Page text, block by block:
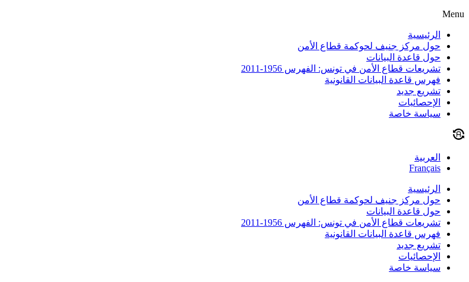
Menu
الرئيسية
حول مركز جنيف لحوكمة قطاع الأمن
حول قاعدة البيانات
تشريعات قطاع الأمن في تونس: الفهرس 1956-2011
فهرس قاعدة البيانات القانونية
تشريع جديد
الإحصائيات
سياسة خاصة
العربية
Français
الرئيسية
حول مركز جنيف لحوكمة قطاع الأمن
حول قاعدة البيانات
تشريعات قطاع الأمن في تونس: الفهرس 1956-2011
فهرس قاعدة البيانات القانونية
تشريع جديد
الإحصائيات
سياسة خاصة